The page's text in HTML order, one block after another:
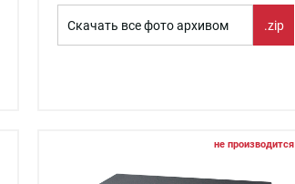
Скачать все фото архивом .zip
не производится